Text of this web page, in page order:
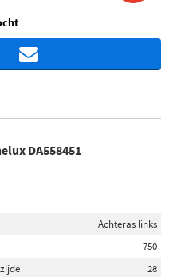
DA558451
Achteras links
750
28